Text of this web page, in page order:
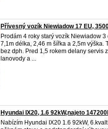
Přívesný vozík Niewiadow 17 EU,
Prodám 4 roky starý vozík Niewiadow
7,1m délka, 2,46 m šířka a 2,5m výška.
bez dph. Pred 1,5 rokem delany servis
lanovody a ...
Hyundai IX20, 1.6 92kW,najeto
Nabízím Hyundai IX20 1.6 92kW,